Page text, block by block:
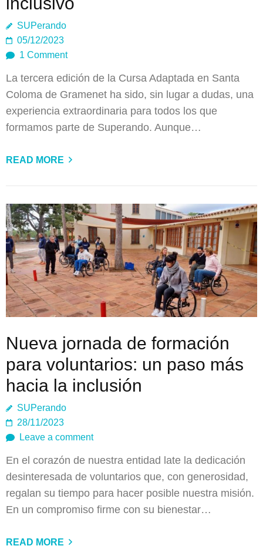
SUPerando
05/12/2023
1 Comment
La tercera edición de la Cursa Adaptada en Santa
Coloma de Gramenet ha sido, sin lugar a dudas, una
experiencia extraordinaria para todos los que
formamos parte de Superando. Aunque…
READ MORE
Nueva jornada de formación
para voluntarios: un paso más
hacia la inclusión
SUPerando
28/11/2023
Leave a comment
En el corazón de nuestra entidad late la dedicación
desinteresada de voluntarios que, con generosidad,
regalan su tiempo para hacer posible nuestra misión.
En un compromiso firme con su bienestar…
READ MORE